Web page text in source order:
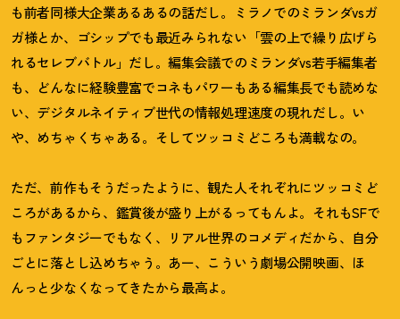
も前者同様大企業あるあるの話だし。ミラノでのミランダvsガ
ガ様とか、ゴシップでも最近みられない「雲の上で繰り広げら
れるセレブバトル」だし。編集会議でのミランダvs若手編集者
も、どんなに経験豊富でコネもパワーもある編集長でも読めな
い、デジタルネイティブ世代の情報処理速度の現れだし。い
や、めちゃくちゃある。そしてツッコミどころも満載なの。
ただ、前作もそうだったように、観た人それぞれにツッコミど
ころがあるから、鑑賞後が盛り上がるってもんよ。それもSFで
もファンタジーでもなく、リアル世界のコメディだから、自分
ごとに落とし込めちゃう。あー、こういう劇場公開映画、ほ
んっと少なくなってきたから最高よ。